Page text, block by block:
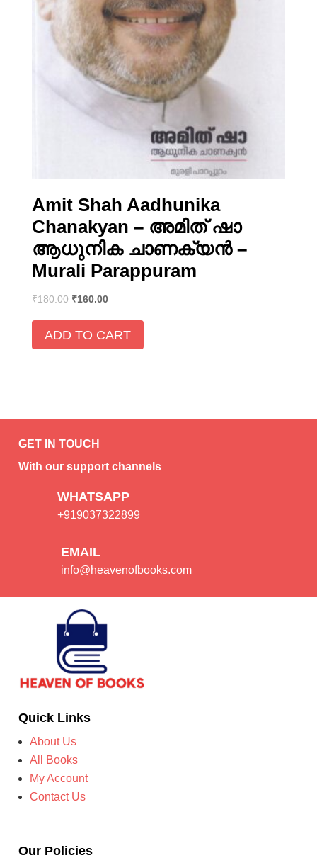
Amit Shah Aadhunika
Chanakyan – അമിത് ഷാ
ആധുനിക ചാണക്യൻ –
Murali Parappuram
₹180.00 ₹160.00
ADD TO CART
GET IN TOUCH
With our support channels
WHATSAPP
+919037322899
EMAIL
info@heavenofbooks.com
Quick Links
About Us
All Books
My Account
Contact Us
Our Policies